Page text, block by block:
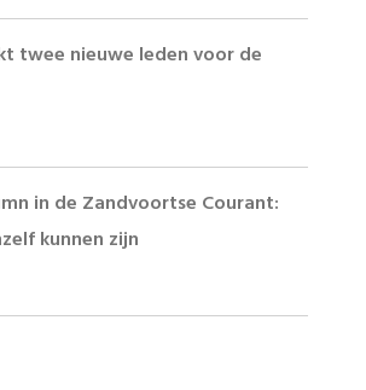
twee nieuwe leden voor de
in de Zandvoortse Courant:
kunnen zijn